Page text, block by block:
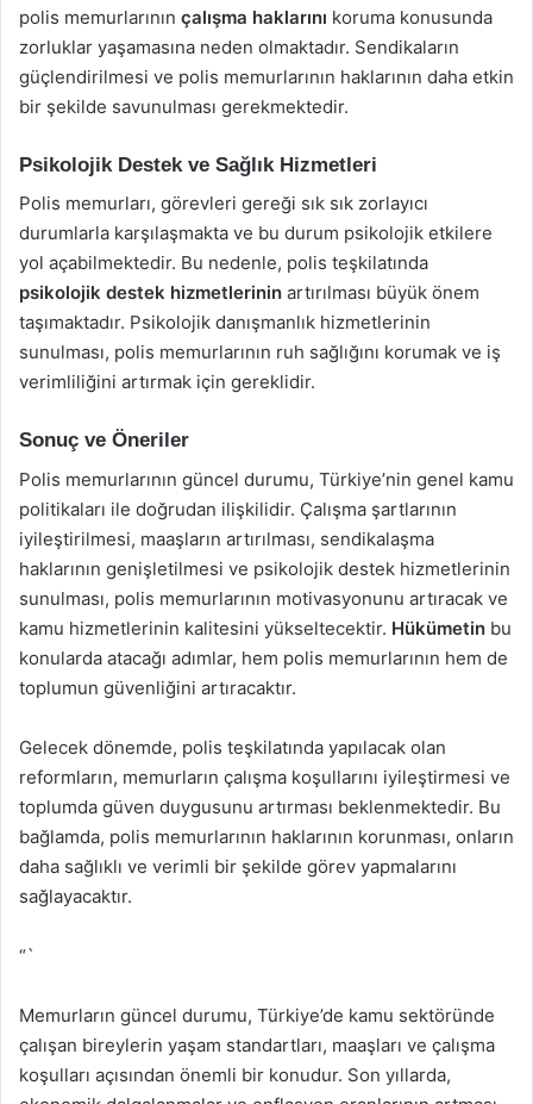
polis memurlarının çalışma haklarını koruma konusunda
zorluklar yaşamasına neden olmaktadır. Sendikaların
güçlendirilmesi ve polis memurlarının haklarının daha etkin
bir şekilde savunulması gerekmektedir.
Psikolojik Destek ve Sağlık Hizmetleri
Polis memurları, görevleri gereği sık sık zorlayıcı
durumlarla karşılaşmakta ve bu durum psikolojik etkilere
yol açabilmektedir. Bu nedenle, polis teşkilatında
psikolojik destek hizmetlerinin artırılması büyük önem
taşımaktadır. Psikolojik danışmanlık hizmetlerinin
sunulması, polis memurlarının ruh sağlığını korumak ve iş
verimliliğini artırmak için gereklidir.
Sonuç ve Öneriler
Polis memurlarının güncel durumu, Türkiye’nin genel kamu
politikaları ile doğrudan ilişkilidir. Çalışma şartlarının
iyileştirilmesi, maaşların artırılması, sendikalaşma
haklarının genişletilmesi ve psikolojik destek hizmetlerinin
sunulması, polis memurlarının motivasyonunu artıracak ve
kamu hizmetlerinin kalitesini yükseltecektir. Hükümetin bu
konularda atacağı adımlar, hem polis memurlarının hem de
toplumun güvenliğini artıracaktır.
Gelecek dönemde, polis teşkilatında yapılacak olan
reformların, memurların çalışma koşullarını iyileştirmesi ve
toplumda güven duygusunu artırması beklenmektedir. Bu
bağlamda, polis memurlarının haklarının korunması, onların
daha sağlıklı ve verimli bir şekilde görev yapmalarını
sağlayacaktır.
“`
Memurların güncel durumu, Türkiye’de kamu sektöründe
çalışan bireylerin yaşam standartları, maaşları ve çalışma
koşulları açısından önemli bir konudur. Son yıllarda,